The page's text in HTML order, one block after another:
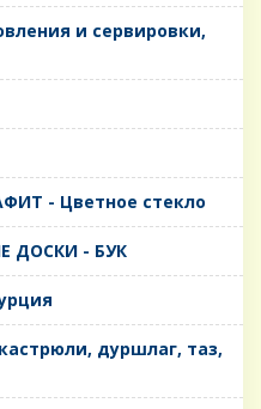
и сервировки,
- Цветное стекло
ДОСКИ - БУК
дуршлаг, таз,